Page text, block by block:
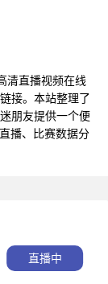
清直播视频在线
接。本站整理了
朋友提供一个便
播、比赛数据分
直播中